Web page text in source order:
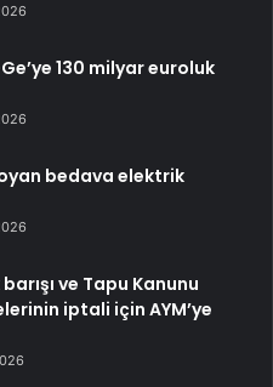
130 milyar euroluk
bedava elektrik
barışı ve Tapu Kanunu
iptali için AYM’ye